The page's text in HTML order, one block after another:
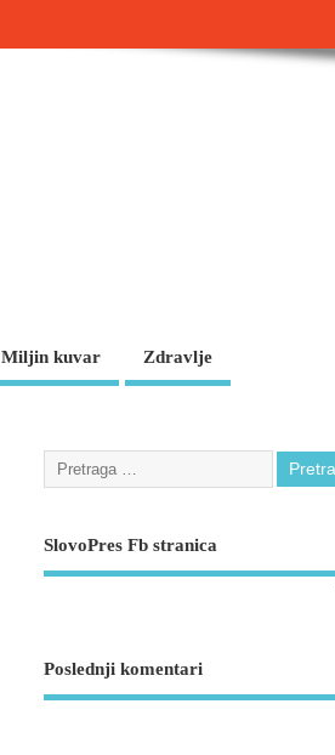
Miljin kuvar Zdravlje
SlovoPres Fb stranica
Poslednji komentari